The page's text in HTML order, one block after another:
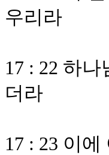
우리라
17 : 22 하
더라
17 : 23 이